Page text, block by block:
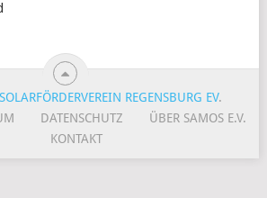
REGENSBURG EV.
DATENSCHUTZ
ÜBER SAMOS E.V.
KONTAKT